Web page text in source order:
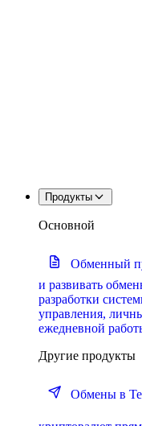
Продукты
Основной
Обменный
и развивать
разработки
управления,
ежедневной
Другие продукты
Обмены в